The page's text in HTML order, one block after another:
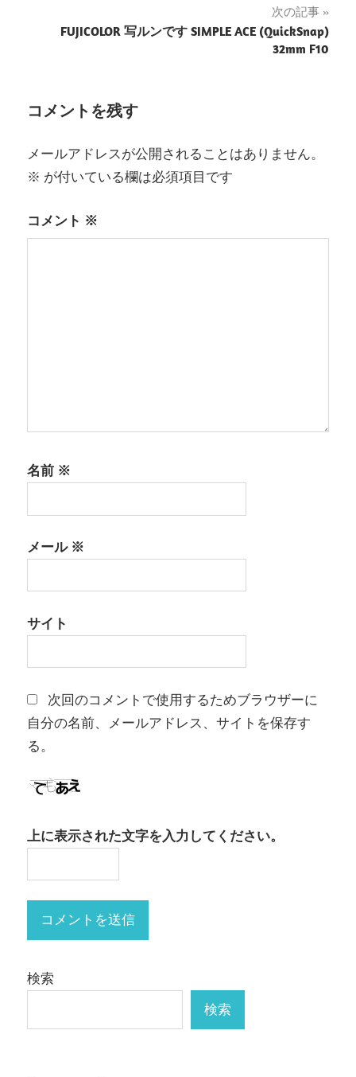
ー
シ
ョ
ン
次の記事
FUJICOLOR 写ルンです SIMPLE ACE (QuickSnap)
32mm F10
コメントを残す
メールアドレスが公開されることはありません。
※ が付いている欄は必須項目です
コメント ※
名前 ※
メール※
サイト
次回のコメントで使用するためブラウザーに
自分の名前、メールアドレス、サイトを保存す
る。
上に表示された文字を入力してください。
検索
検索